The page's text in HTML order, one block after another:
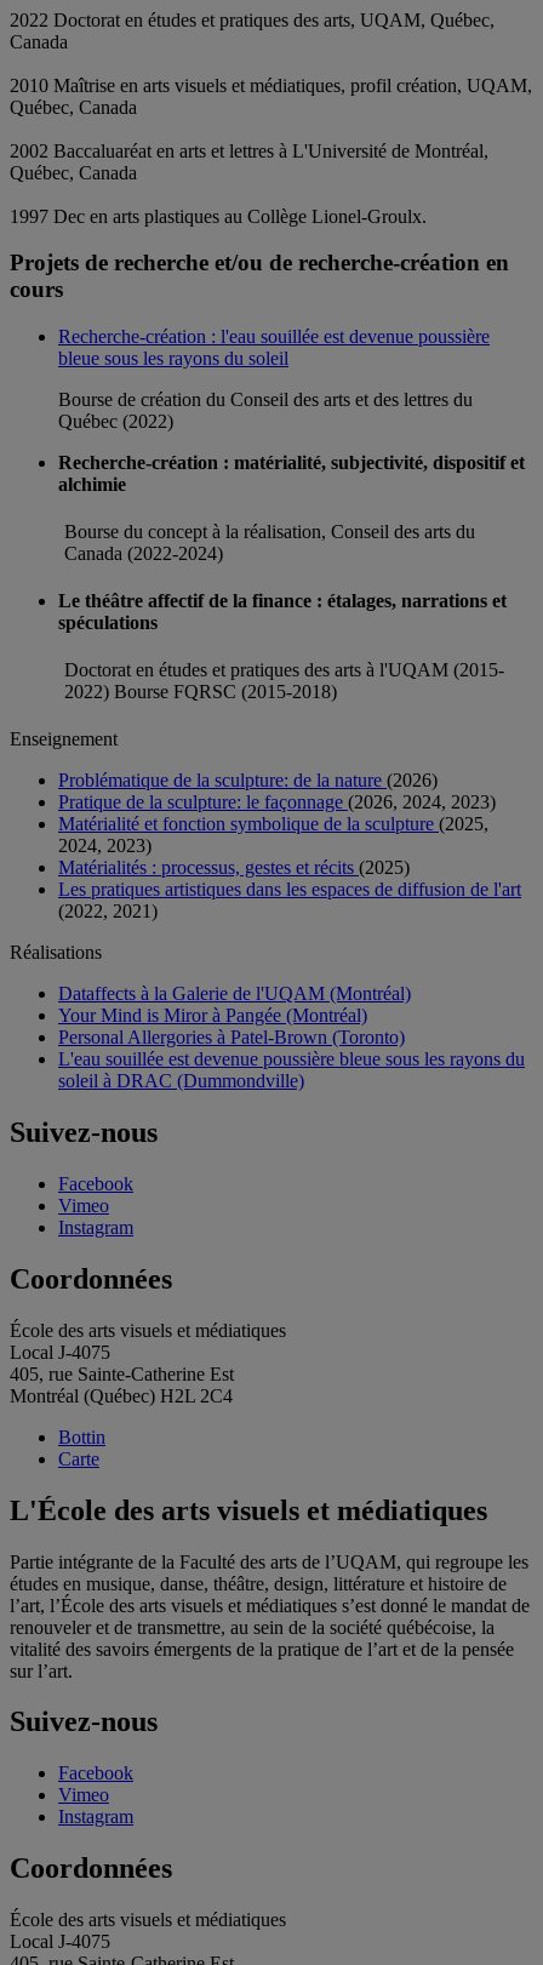
2022 Doctorat en études et pratiques des arts, UQAM, Québec,
Canada
2010 Maîtrise en arts visuels et médiatiques, profil création, UQAM,
Québec, Canada
2002 Baccaluaréat en arts et lettres à L'Université de Montréal,
Québec, Canada
1997 Dec en arts plastiques au Collège Lionel-Groulx.
Projets de recherche et/ou de recherche-création en
cours
Recherche-création : l'eau souillée est devenue poussière
bleue sous les rayons du soleil
Bourse de création du Conseil des arts et des lettres du
Québec (2022)
Recherche-création : matérialité, subjectivité, dispositif et
alchimie
Bourse du concept à la réalisation, Conseil des arts du
Canada (2022-2024)
Le théâtre affectif de la finance : étalages, narrations et
spéculations
Doctorat en études et pratiques des arts à l'UQAM (2015-
2022) Bourse FQRSC (2015-2018)
Enseignement
Problématique de la sculpture: de la nature (2026)
Pratique de la sculpture: le façonnage (2026, 2024, 2023)
Matérialité et fonction symbolique de la sculpture (2025,
2024, 2023)
Matérialités : processus, gestes et récits (2025)
Les pratiques artistiques dans les espaces de diffusion de l'art
(2022, 2021)
Réalisations
Dataffects à la Galerie de l'UQAM (Montréal)
Your Mind is Miror à Pangée (Montréal)
Personal Allergories à Patel-Brown (Toronto)
L'eau souillée est devenue poussière bleue sous les rayons du
soleil à DRAC (Dummondville)
Suivez-nous
Facebook
Vimeo
Instagram
Coordonnées
École des arts visuels et médiatiques
Local J-4075
405, rue Sainte-Catherine Est
Montréal (Québec) H2L 2C4
Bottin
Carte
L'École des arts visuels et médiatiques
Partie intégrante de la Faculté des arts de l’UQAM, qui regroupe les
études en musique, danse, théâtre, design, littérature et histoire de
l’art, l’École des arts visuels et médiatiques s’est donné le mandat de
renouveler et de transmettre, au sein de la société québécoise, la
vitalité des savoirs émergents de la pratique de l’art et de la pensée
sur l’art.
Suivez-nous
Facebook
Vimeo
Instagram
Coordonnées
École des arts visuels et médiatiques
Local J-4075